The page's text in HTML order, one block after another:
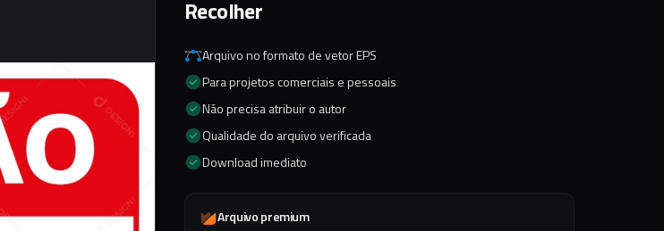
Recolher
Arquivo no formato de vetor EPS
Para projetos comerciais e pessoais
Não precisa atribuir o autor
Qualidade do arquivo verificada
Download imediato
Arquivo premium